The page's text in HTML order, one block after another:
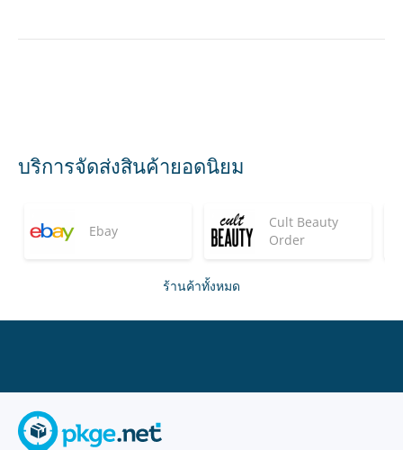
บริการจัดส่งสินค้ายอดนิยม
Ebay
Cult Beauty
Order
ร้านค้าทั้งหมด